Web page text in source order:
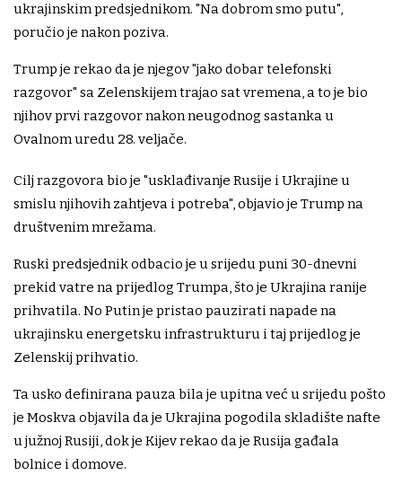
ukrajinskim predsjednikom. "Na dobrom smo putu",
poručio je nakon poziva.
Trump je rekao da je njegov "jako dobar telefonski
razgovor" sa Zelenskijem trajao sat vremena, a to je bio
njihov prvi razgovor nakon neugodnog sastanka u
Ovalnom uredu 28. veljače.
Cilj razgovora bio je "usklađivanje Rusije i Ukrajine u
smislu njihovih zahtjeva i potreba", objavio je Trump na
društvenim mrežama.
Ruski predsjednik odbacio je u srijedu puni 30-dnevni
prekid vatre na prijedlog Trumpa, što je Ukrajina ranije
prihvatila. No Putin je pristao pauzirati napade na
ukrajinsku energetsku infrastrukturu i taj prijedlog je
Zelenskij prihvatio.
Ta usko definirana pauza bila je upitna već u srijedu pošto
je Moskva objavila da je Ukrajina pogodila skladište nafte
u južnoj Rusiji, dok je Kijev rekao da je Rusija gađala
bolnice i domove.